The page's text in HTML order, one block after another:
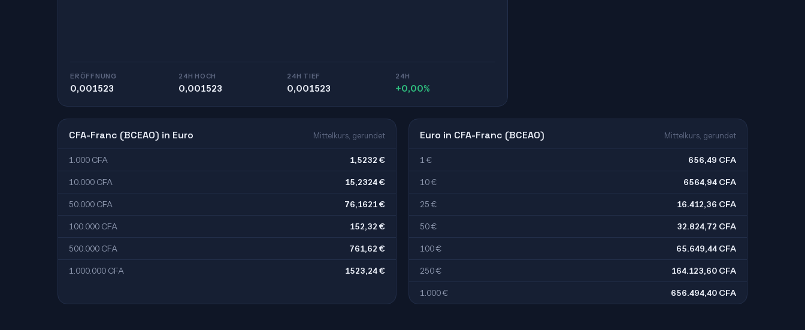
ERÖFFNUNG
0,001523
24H HOCH
0,001523
24H TIEF
0,001523
24H
+0,00%
CFA-Franc (BCEAO) in Euro Mittelkurs, gerundet
1.000 CFA 1,5232 €
10.000 CFA 15,2324 €
50.000 CFA 76,1621 €
100.000 CFA 152,32 €
500.000 CFA 761,62 €
1.000.000 CFA 1523,24 €
Euro in CFA-Franc (BCEAO) Mittelkurs, gerundet
1 € 656,49 CFA
10 € 6564,94 CFA
25 € 16.412,36 CFA
50 € 32.824,72 CFA
100 € 65.649,44 CFA
250 € 164.123,60 CFA
1.000 € 656.494,40 CFA